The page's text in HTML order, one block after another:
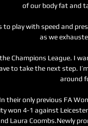
of our body fat and
to play with speed and
as we
Champions League. I
to take the next step.
around
their only previous FA
won 4-1 against
Laura Coombs.Newly